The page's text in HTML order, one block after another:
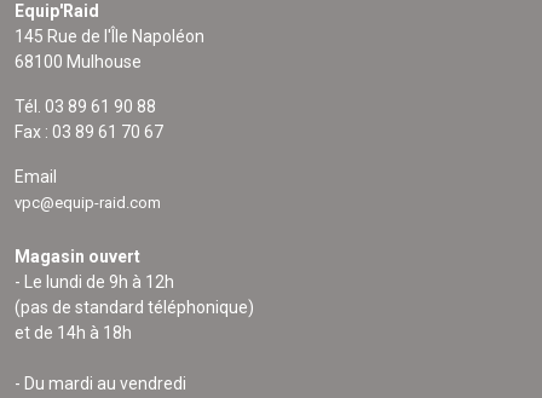
Equip'Raid
145 Rue de l'Île Napoléon
68100 Mulhouse
Tél. 03 89 61 90 88
Fax : 03 89 61 70 67
Email
vpc@equip-raid.com
Magasin ouvert
- Le lundi de 9h à 12h
(pas de standard téléphonique)
et de 14h à 18h
- Du mardi au vendredi